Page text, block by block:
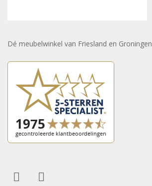
Dé meubelwinkel van Friesland en Groningen